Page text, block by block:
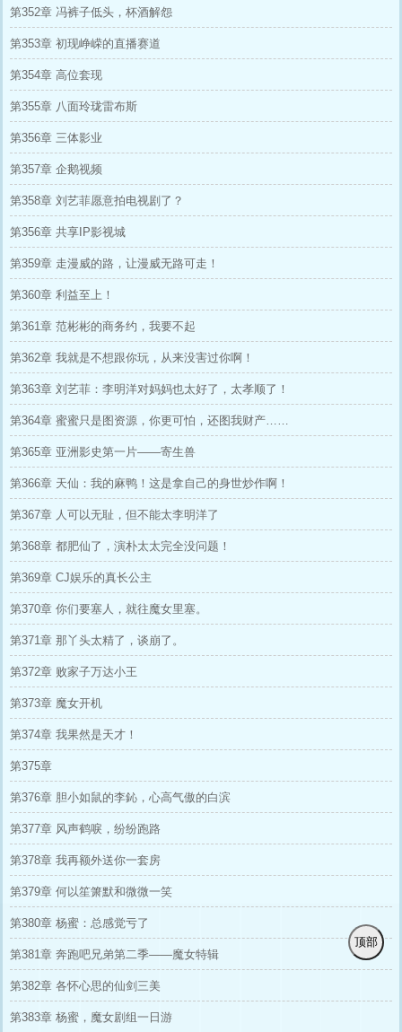
第352章 冯裤子低头，杯酒解怨
第353章 初现峥嵘的直播赛道
第354章 高位套现
第355章 八面玲珑雷布斯
第356章 三体影业
第357章 企鹅视频
第358章 刘艺菲愿意拍电视剧了？
第356章 共享IP影视城
第359章 走漫威的路，让漫威无路可走！
第360章 利益至上！
第361章 范彬彬的商务约，我要不起
第362章 我就是不想跟你玩，从来没害过你啊！
第363章 刘艺菲：李明洋对妈妈也太好了，太孝顺了！
第364章 蜜蜜只是图资源，你更可怕，还图我财产……
第365章 亚洲影史第一片——寄生兽
第366章 天仙：我的麻鸭！这是拿自己的身世炒作啊！
第367章 人可以无耻，但不能太李明洋了
第368章 都肥仙了，演朴太太完全没问题！
第369章 CJ娱乐的真长公主
第370章 你们要塞人，就往魔女里塞。
第371章 那丫头太精了，谈崩了。
第372章 败家子万达小王
第373章 魔女开机
第374章 我果然是天才！
第375章
第376章 胆小如鼠的李鈊，心高气傲的白滨
第377章 风声鹤唳，纷纷跑路
第378章 我再额外送你一套房
第379章 何以笙箫默和微微一笑
第380章 杨蜜：总感觉亏了
第381章 奔跑吧兄弟第二季——魔女特辑
第382章 各怀心思的仙剑三美
第383章 杨蜜，魔女剧组一日游
顶部